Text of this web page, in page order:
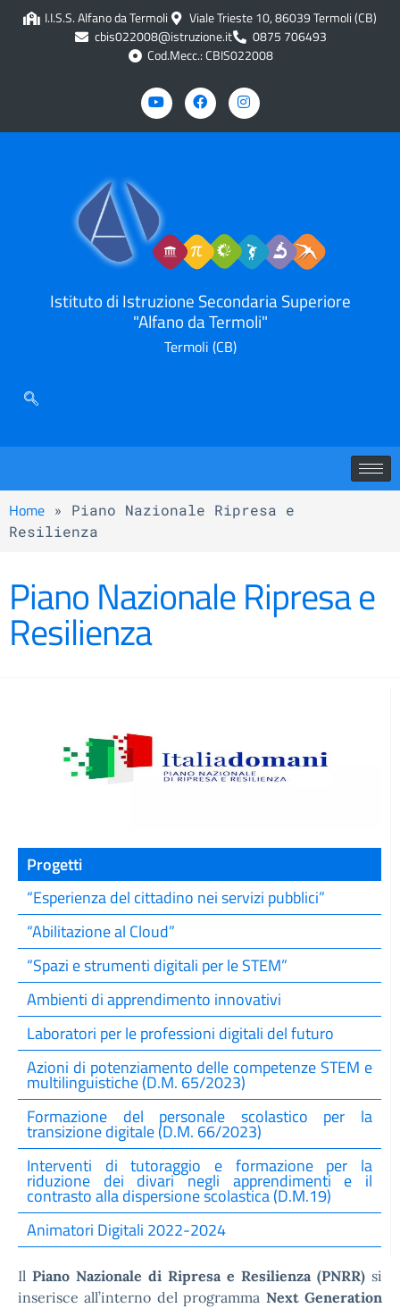
I.I.S.S. Alfano da Termoli
Viale Trieste 10, 86039 Termoli (CB)
cbis022008@istruzione.it
0875 706493
Cod.Mecc.: CBIS022008
Istituto di Istruzione Secondaria Superiore
"Alfano da Termoli"
Termoli (CB)
Home » Piano Nazionale Ripresa e
Resilienza
Piano Nazionale Ripresa e
Resilienza
Progetti
“Esperienza del cittadino nei servizi pubblici”
“Abilitazione al Cloud”
“Spazi e strumenti digitali per le STEM”
Ambienti di apprendimento innovativi
Laboratori per le professioni digitali del futuro
Azioni di potenziamento delle competenze STEM e
multilinguistiche (D.M. 65/2023)
Formazione del personale scolastico per la
transizione digitale (D.M. 66/2023)
Interventi di tutoraggio e formazione per la
riduzione dei divari negli apprendimenti e il
contrasto alla dispersione scolastica (D.M.19)
Animatori Digitali 2022-2024
Il Piano Nazionale di Ripresa e Resilienza (PNRR) si
inserisce all’interno del programma Next Generation